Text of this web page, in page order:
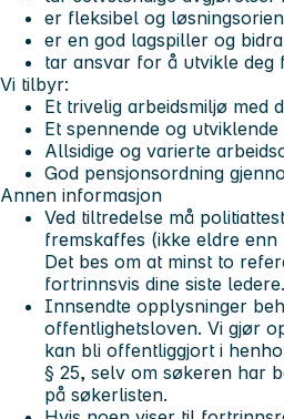
er fleksibel og
er en god lagspiller og
tar ansvar for å utvikle deg
Vi tilbyr:
Et trivelig arbeidsmiljø med
Et spennende og
Allsidige og varierte
God pensjonsordning
Annen informasjon
Ved tiltredelse må
fremskaffes (ikke eldre enn
Det bes om at minst to
fortrinnsvis dine siste ledere.
Innsendte opplysninger
offentlighetsloven. Vi gjør
kan bli offentliggjort i
§ 25, selv om søkeren har
på søkerlisten.